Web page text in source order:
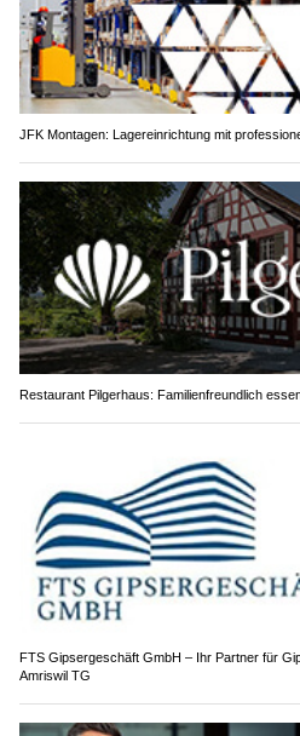
JFK Montagen: Lagereinrichtung mit
Restaurant Pilgerhaus: Familienfreundlich
FTS Gipsergeschäft GmbH – Ihr Partner für
Amriswil TG